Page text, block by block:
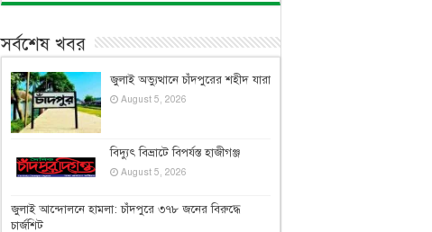
সর্বশেষ খবর
জুলাই অভ্যুত্থানে চাঁদপুরের শহীদ যারা
August 5, 2026
বিদ্যুৎ বিভ্রাটে বিপর্যস্ত হাজীগঞ্জ
August 5, 2026
জুলাই আন্দোলনে হামলা: চাঁদপুরে ৩৭৮ জনের বিরুদ্ধে
চার্জশিট